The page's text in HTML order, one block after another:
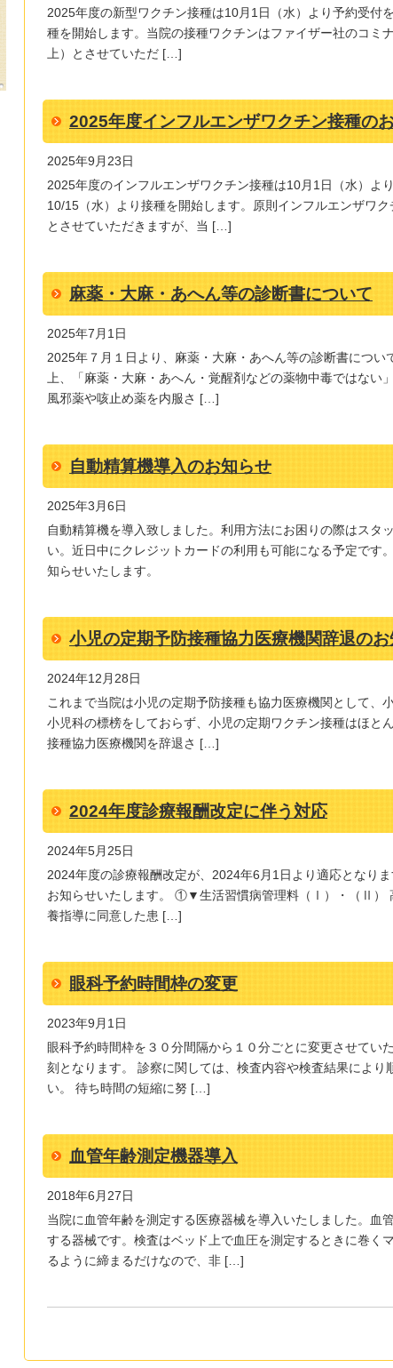
2025年度の新型ワクチン接種は10月1日（水）より予約受付
種を開始します。当院の接種ワクチンはファイザー社のコミ
上）とさせていただ […]
2025年度インフルエンザワクチン接種の
2025年9月23日
2025年度のインフルエンザワクチン接種は10月1日（水）よ
10/15（水）より接種を開始します。原則インフルエンザワ
とさせていただきますが、当 […]
麻薬・大麻・あへん等の診断書について
2025年7月1日
2025年７月１日より、麻薬・大麻・あへん等の診断書につ
上、「麻薬・大麻・あへん・覚醒剤などの薬物中毒ではない
風邪薬や咳止め薬を内服さ […]
自動精算機導入のお知らせ
2025年3月6日
自動精算機を導入致しました。利用方法にお困りの際はスタ
い。近日中にクレジットカードの利用も可能になる予定です
知らせいたします。
小児の定期予防接種協力医療機関辞退の
2024年12月28日
これまで当院は小児の定期予防接種も協力医療機関として、
小児科の標榜をしておらず、小児の定期ワクチン接種はほと
接種協力医療機関を辞退さ […]
2024年度診療報酬改定に伴う対応
2024年5月25日
2024年度の診療報酬改定が、2024年6月1日より適応となり
お知らせいたします。 ①▼生活習慣病管理料（Ⅰ）・（Ⅱ）
養指導に同意した患 […]
眼科予約時間枠の変更
2023年9月1日
眼科予約時間枠を３０分間隔から１０分ごとに変更させてい
刻となります。 診察に関しては、検査内容や検査結果により
い。 待ち時間の短縮に努 […]
血管年齢測定機器導入
2018年6月27日
当院に血管年齢を測定する医療器械を導入いたしました。血
する器械です。検査はベッド上で血圧を測定するときに巻く
るように締まるだけなので、非 […]